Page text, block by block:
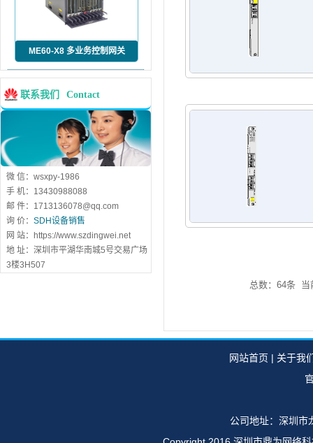
ME60-X8 多业务控制网关
联系我们 Contact
微 信：wsxpy-1986
手 机：13430988088
邮 件：1713136078@qq.com
询 价： SDH设备销售
网 站：https://www.szdingwei.net
地 址：深圳市平湖华南城5号交易广场
3楼3H507
总数：64条 当
网站首页 | 关于我
公司地址：深圳市